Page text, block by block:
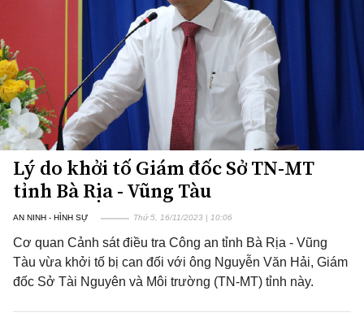
Lý do khởi tố Giám đốc Sở TN-MT
tỉnh Bà Rịa - Vũng Tàu
AN NINH - HÌNH SỰ Thứ 5, 16/11/2023 | 10:06
Cơ quan Cảnh sát điều tra Công an tỉnh Bà Rịa - Vũng
Tàu vừa khởi tố bị can đối với ông Nguyễn Văn Hải, Giám
đốc Sở Tài Nguyên và Môi trường (TN-MT) tỉnh này.